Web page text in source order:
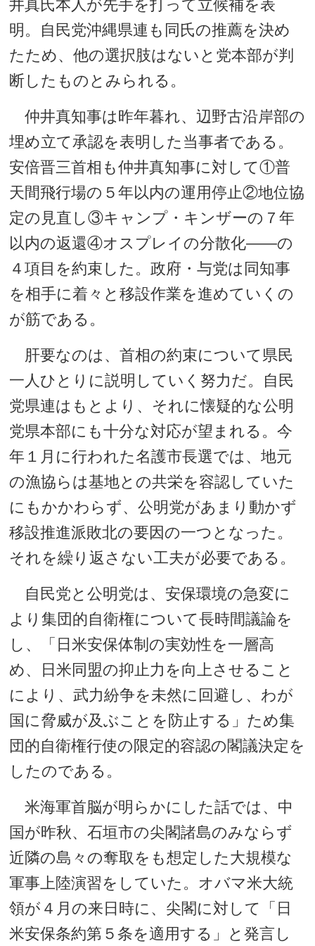
井真氏本人が先手を打って立候補を表
明。自民党沖縄県連も同氏の推薦を決め
たため、他の選択肢はないと党本部が判
断したものとみられる。
仲井真知事は昨年暮れ、辺野古沿岸部の
埋め立て承認を表明した当事者である。
安倍晋三首相も仲井真知事に対して①普
天間飛行場の５年以内の運用停止②地位協
定の見直し③キャンプ・キンザーの７年
以内の返還④オスプレイの分散化――の
４項目を約束した。政府・与党は同知事
を相手に着々と移設作業を進めていくの
が筋である。
肝要なのは、首相の約束について県民
一人ひとりに説明していく努力だ。自民
党県連はもとより、それに懐疑的な公明
党県本部にも十分な対応が望まれる。今
年１月に行われた名護市長選では、地元
の漁協らは基地との共栄を容認していた
にもかかわらず、公明党があまり動かず
移設推進派敗北の要因の一つとなった。
それを繰り返さない工夫が必要である。
自民党と公明党は、安保環境の急変に
より集団的自衛権について長時間議論を
し、「日米安保体制の実効性を一層高
め、日米同盟の抑止力を向上させること
により、武力紛争を未然に回避し、わが
国に脅威が及ぶことを防止する」ため集
団的自衛権行使の限定的容認の閣議決定を
したのである。
米海軍首脳が明らかにした話では、中
国が昨秋、石垣市の尖閣諸島のみならず
近隣の島々の奪取をも想定した大規模な
軍事上陸演習をしていた。オバマ米大統
領が４月の来日時に、尖閣に対して「日
米安保条約第５条を適用する」と発言し